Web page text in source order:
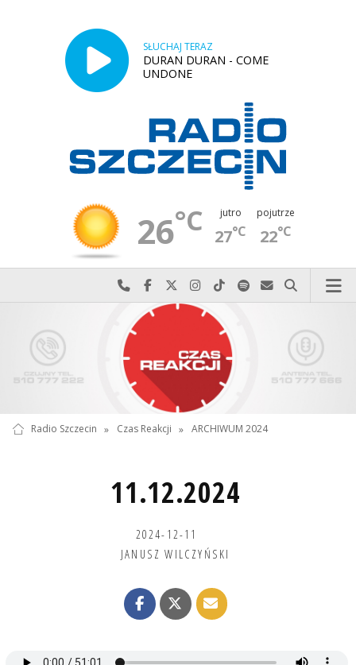
SŁUCHAJ TERAZ
DURAN DURAN - COME
UNDONE
26°C jutro
27°C
pojutrze
22°C
Najlepiej po prostu do nas zadzwoń
Odwiedź nas na Facebook-u
Odwiedź nas na X
Odwiedź nas na Instagram-ie
Odwiedź nas na TikTok-u
Szukaj nas na Spotify
Wyślij do nas
Szukaj
Radio Szczecin » Czas Reakcji » ARCHIWUM 2024
11.12.2024
2024-12-11
JANUSZ WILCZYŃSKI